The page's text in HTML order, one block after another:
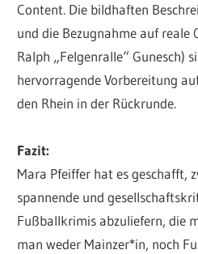
Content. Die bildhaften
und die Bezugnahme auf reale
Ralph „Felgenralle“ Gunesch)
hervorragende Vorbereitung
den Rhein in der Rückrunde.
Fazit:
Mara Pfeiffer hat es geschafft,
spannende und
Fußballkrimis abzuliefern, die
man weder Mainzer*in, noch